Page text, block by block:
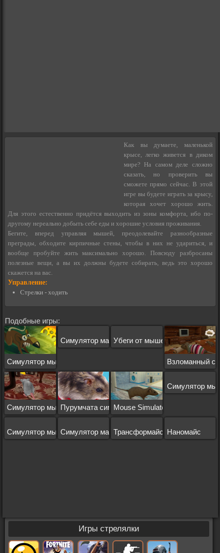
Как вы думаете, маленькой
крысе, легко живется в диком
мире? На самом деле сложно
сказать, но проверить вы
сможете прямо сейчас. В этой
игре вы будете играть за крысу,
которая хочет хорошо жить.
Для этого естественно придётся выходить из зоны комфорта, ибо по-
другому нереально добыть себе еды и хорошие условия проживания.
Бегите, вперед управляя мышей, преодолевайте разнообразные
преграды, обходите кирпичные стены, чтобы в них не удариться, и
вообще пробуйте жить максимально хорошо. Повсюду разбросаны
полезные вещи, а вы их должны будете собирать, ведь это хорошо
скажется на вас.
Управление:
Стрелки - ходить
Подобные игры:
Симулятор мыши на андроид
Симулятор маленькой мыши выживание
Убеги от мышеловки
Взломанный
Симулятор мыши 3дПурумчата симулятор мыши
Mouse Simulator
Симулятор
Симулятор мышкиСимулятор маленькой мыши
Трансформайс Наномайс
Игры стрелялки